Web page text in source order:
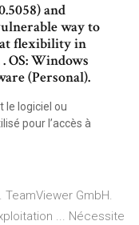
and
way to
flexibility in
OS: Windows
(Personal).
le logiciel ou
pour l’accès à
TeamViewer GmbH.
... Nécessite